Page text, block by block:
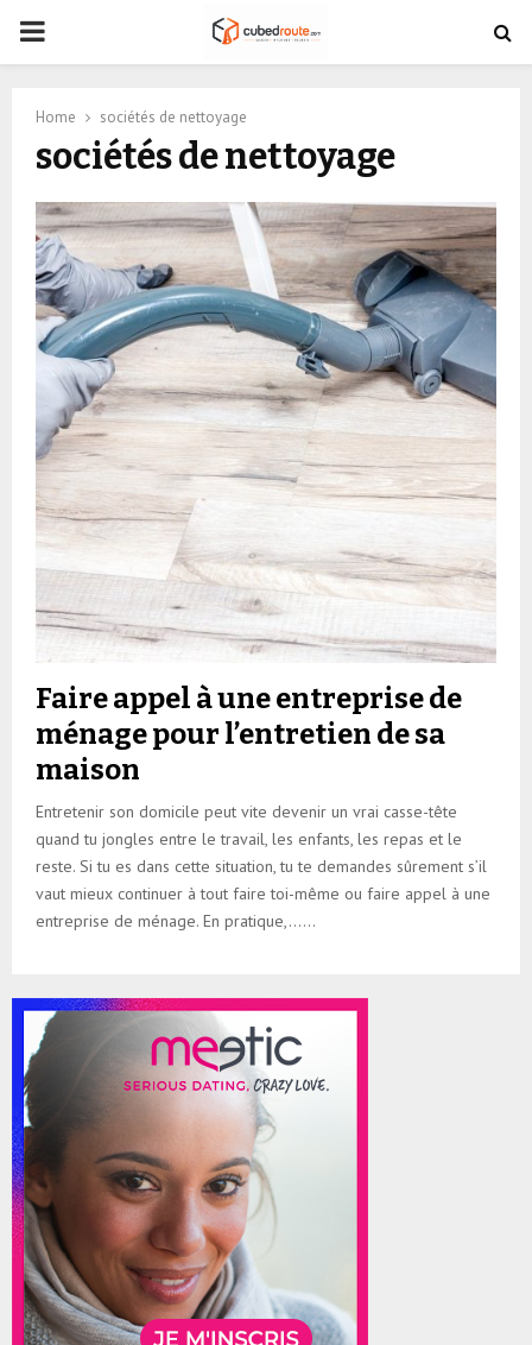
PRIMARY
Home sociétés de nettoyage
sociétés de nettoyage
Faire appel à une entreprise de
ménage pour l’entretien de sa
maison
Entretenir son domicile peut vite devenir un vrai casse-tête
quand tu jongles entre le travail, les enfants, les repas et le
reste. Si tu es dans cette situation, tu te demandes sûrement s’il
vaut mieux continuer à tout faire toi-même ou faire appel à une
entreprise de ménage. En pratique,......